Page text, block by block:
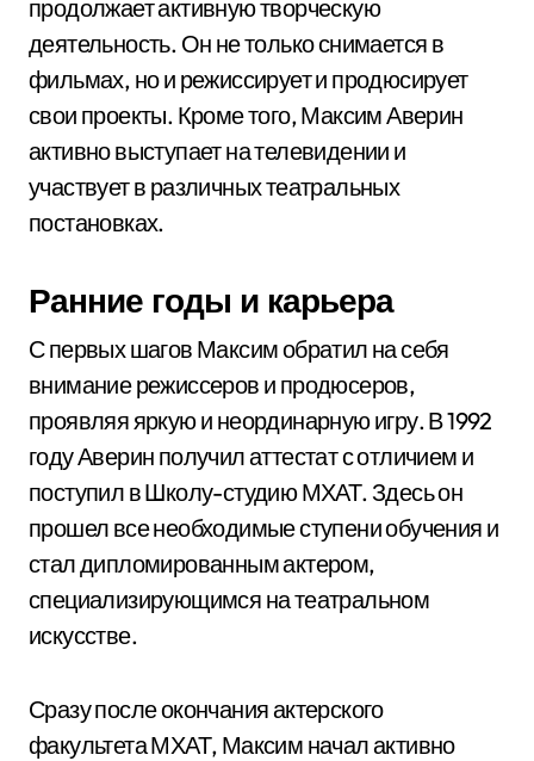
продолжает активную творческую
деятельность. Он не только снимается в
фильмах, но и режиссирует и продюсирует
свои проекты. Кроме того, Максим Аверин
активно выступает на телевидении и
участвует в различных театральных
постановках.
Ранние годы и карьера
С первых шагов Максим обратил на себя
внимание режиссеров и продюсеров,
проявляя яркую и неординарную игру. В 1992
году Аверин получил аттестат с отличием и
поступил в Школу-студию МХАТ. Здесь он
прошел все необходимые ступени обучения и
стал дипломированным актером,
специализирующимся на театральном
искусстве.
Сразу после окончания актерского
факультета МХАТ, Максим начал активно